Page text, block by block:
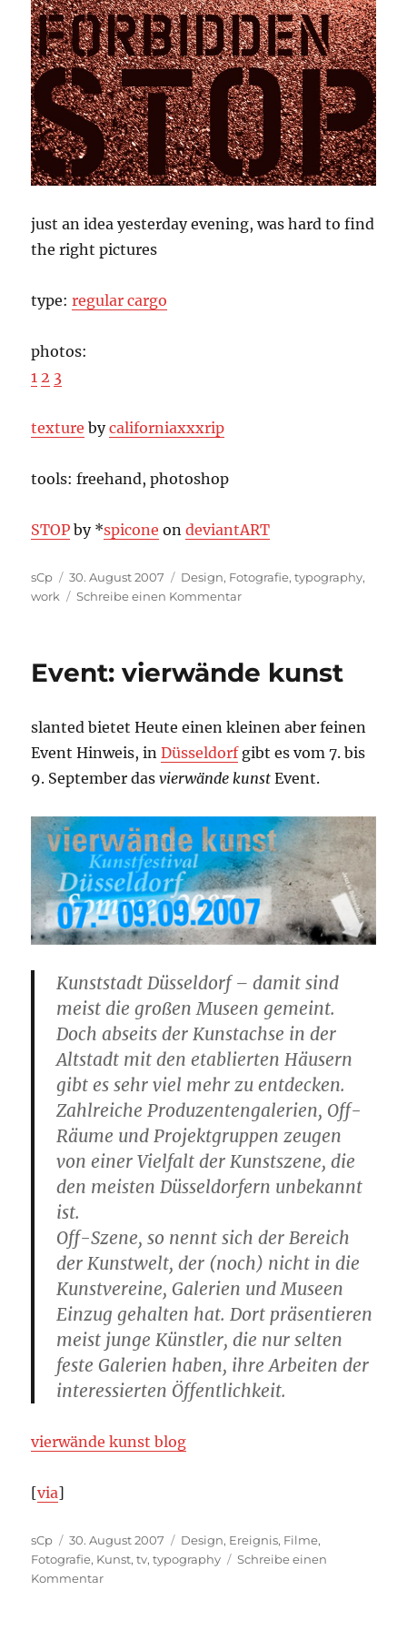
just an idea yesterday evening, was hard to find
the right pictures
type:regular cargo
photos:
1 2 3
texture bycaliforniaxxxrip
tools: freehand, photoshop
STOP by *spicone ondeviantART
Autor
sCp
Veröffentlicht
am
30. August 2007 Kategorien
Design, Fotografie,typography,
work
Schreibe einen Kommentarzu
Event: vierwände kunst
slanted bietet Heute einen kleinen aber feinen
Event Hinweis, inDüsseldorfgibt es vom 7. bis
9. September dasvierwände kunst Event.
Kunststadt Düsseldorf – damit sind
meist die großen Museen gemeint.
Doch abseits der Kunstachse in der
Altstadt mit den etablierten Häusern
gibt es sehr viel mehr zu entdecken.
Zahlreiche Produzentengalerien, Off-
Räume und Projektgruppen zeugen
von einer Vielfalt der Kunstszene, die
den meisten Düsseldorfern unbekannt
ist.
Off-Szene, so nennt sich der Bereich
der Kunstwelt, der (noch) nicht in die
Kunstvereine, Galerien und Museen
Einzug gehalten hat. Dort präsentieren
meist junge Künstler, die nur selten
feste Galerien haben, ihre Arbeiten der
interessierten Öffentlichkeit.
vierwände kunst blog
[via]
Autor
sCp
Veröffentlicht
am
30. August 2007 Kategorien
Design, Ereignis, Filme,
Fotografie, Kunst,tv,typography
Schreibe einen
Kommentarzu